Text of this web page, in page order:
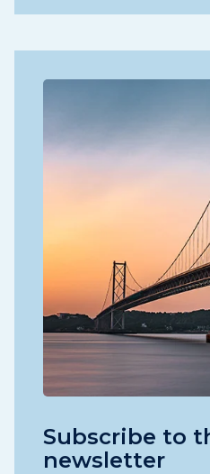
Subscribe to
newsletter